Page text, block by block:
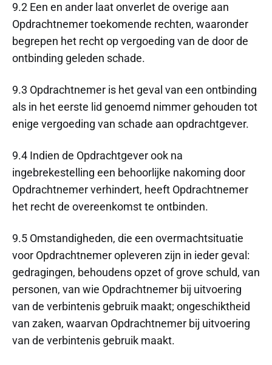
9.2 Een en ander laat onverlet de overige aan
Opdrachtnemer toekomende rechten, waaronder
begrepen het recht op vergoeding van de door de
ontbinding geleden schade.
9.3 Opdrachtnemer is het geval van een ontbinding
als in het eerste lid genoemd nimmer gehouden tot
enige vergoeding van schade aan opdrachtgever.
9.4 Indien de Opdrachtgever ook na
ingebrekestelling een behoorlijke nakoming door
Opdrachtnemer verhindert, heeft Opdrachtnemer
het recht de overeenkomst te ontbinden.
9.5 Omstandigheden, die een overmachtsituatie
voor Opdrachtnemer opleveren zijn in ieder geval:
gedragingen, behoudens opzet of grove schuld, van
personen, van wie Opdrachtnemer bij uitvoering
van de verbintenis gebruik maakt; ongeschiktheid
van zaken, waarvan Opdrachtnemer bij uitvoering
van de verbintenis gebruik maakt.